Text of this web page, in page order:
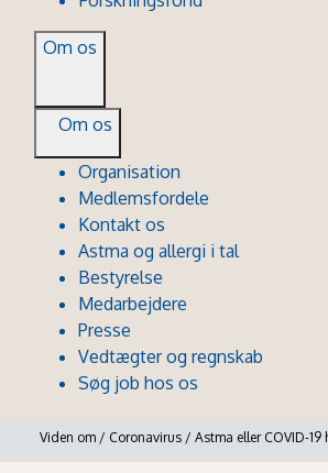
Om os
Om os
Organisation
Medlemsfordele
Kontakt os
Astma og allergi i tal
Bestyrelse
Medarbejdere
Presse
Vedtægter og regnskab
Søg job hos os
Viden om / Coronavirus / Astma eller COVID-19